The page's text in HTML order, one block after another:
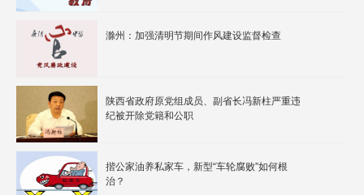
滁州：加强清明节期间作风建设监督检查
陕西省政府原党组成员、副省长冯新柱严重违
纪被开除党籍和公职
揩公家油养私家车，新型“车轮腐败”如何根
治？